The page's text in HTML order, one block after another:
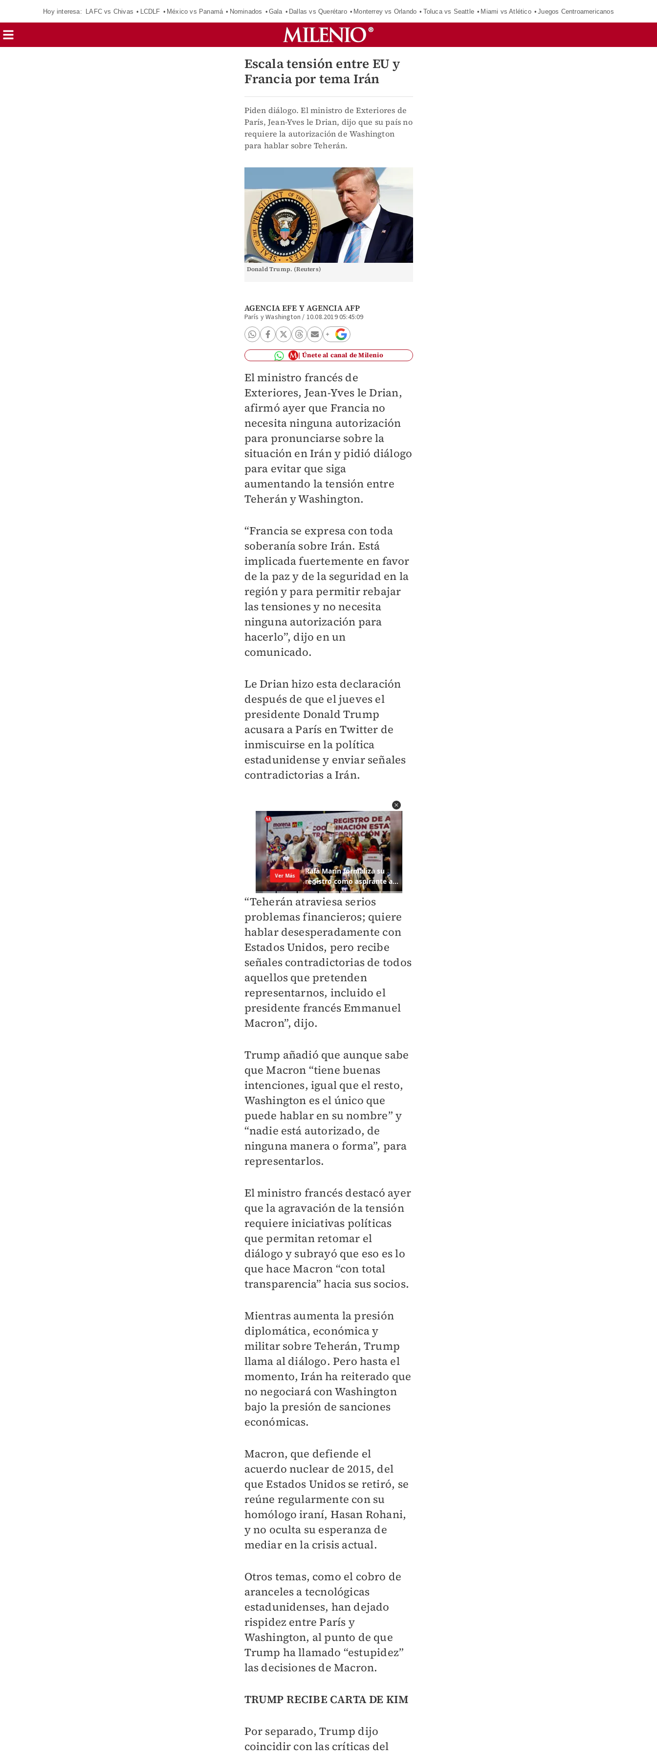
Hoy interesa: LAFC vs Chivas LCDLF México vs Panamá Nominados Gala Dallas vs Querétaro Monterrey vs Orlando Toluca vs Seattle Miami vs Atlético Juegos Centroamericanos
Escala tensión entre EU y
Francia por tema Irán
Piden diálogo. El ministro de Exteriores de
París, Jean-Yves le Drian, dijo que su país no
requiere la autorización de Washington
para hablar sobre Teherán.
Donald Trump. (Reuters)
AGENCIA EFE Y AGENCIA AFP
París y Washington / 10.08.2019 05:45:09
Únete al canal de Milenio
El ministro francés de
Exteriores, Jean-Yves le Drian,
afirmó ayer que Francia no
necesita ninguna autorización
para pronunciarse sobre la
situación en Irán y pidió diálogo
para evitar que siga
aumentando la tensión entre
Teherán y Washington.
“Francia se expresa con toda
soberanía sobre Irán. Está
implicada fuertemente en favor
de la paz y de la seguridad en la
región y para permitir rebajar
las tensiones y no necesita
ninguna autorización para
hacerlo”, dijo en un
comunicado.
Le Drian hizo esta declaración
después de que el jueves el
presidente Donald Trump
acusara a París en Twitter de
inmiscuirse en la política
estadunidense y enviar señales
contradictorias a Irán.
“Teherán atraviesa serios
problemas financieros; quiere
hablar desesperadamente con
Estados Unidos, pero recibe
señales contradictorias de todos
aquellos que pretenden
representarnos, incluido el
presidente francés Emmanuel
Macron”, dijo.
Trump añadió que aunque sabe
que Macron “tiene buenas
intenciones, igual que el resto,
Washington es el único que
puede hablar en su nombre” y
“nadie está autorizado, de
ninguna manera o forma”, para
representarlos.
El ministro francés destacó ayer
que la agravación de la tensión
requiere iniciativas políticas
que permitan retomar el
diálogo y subrayó que eso es lo
que hace Macron “con total
transparencia” hacia sus socios.
Mientras aumenta la presión
diplomática, económica y
militar sobre Teherán, Trump
llama al diálogo. Pero hasta el
momento, Irán ha reiterado que
no negociará con Washington
bajo la presión de sanciones
económicas.
Macron, que defiende el
acuerdo nuclear de 2015, del
que Estados Unidos se retiró, se
reúne regularmente con su
homólogo iraní, Hasan Rohani,
y no oculta su esperanza de
mediar en la crisis actual.
Otros temas, como el cobro de
aranceles a tecnológicas
estadunidenses, han dejado
rispidez entre París y
Washington, al punto de que
Trump ha llamado “estupidez”
las decisiones de Macron.
TRUMP RECIBE CARTA DE KIM
Por separado, Trump dijo
coincidir con las críticas del